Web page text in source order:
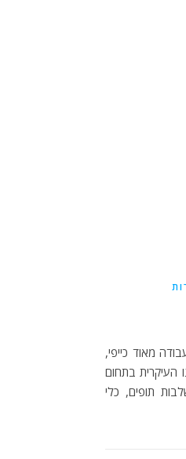
מאוד כייפי,
העיקרית בתחום
תופים, כלי